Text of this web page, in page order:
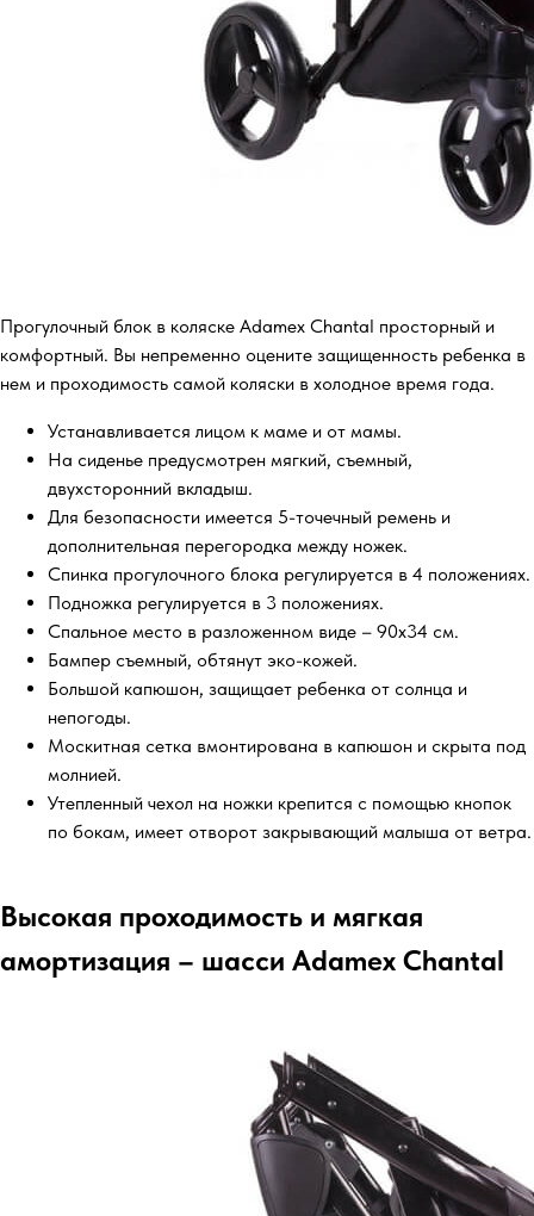
Прогулочный блок в коляске Adamex Chantal просторный и
комфортный. Вы непременно оцените защищенность ребенка в
нем и проходимость самой коляски в холодное время года.
Устанавливается лицом к маме и от мамы.
На сиденье предусмотрен мягкий, съемный,
двухсторонний вкладыш.
Для безопасности имеется 5-точечный ремень и
дополнительная перегородка между ножек.
Спинка прогулочного блока регулируется в 4 положениях.
Подножка регулируется в 3 положениях.
Спальное место в разложенном виде – 90х34 см.
Бампер съемный, обтянут эко-кожей.
Большой капюшон, защищает ребенка от солнца и
непогоды.
Москитная сетка вмонтирована в капюшон и скрыта под
молнией.
Утепленный чехол на ножки крепится с помощью кнопок
по бокам, имеет отворот закрывающий малыша от ветра.
Высокая проходимость и мягкая
амортизация – шасси Adamex Chantal